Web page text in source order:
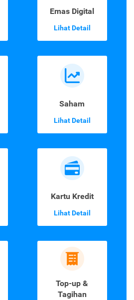
Emas Digital
Lihat Detail
Saham
Lihat Detail
Kartu Kredit
Lihat Detail
Top-up &
Tagihan